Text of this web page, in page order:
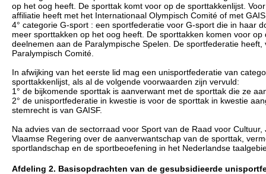
op het oog heeft. De sporttak komt voor op de sporttakkenlijst.
affiliatie heeft met het Internationaal Olympisch Comité of met
4° categorie G-sport : een sportfederatie voor G-sport die in haar
meer sporttakken op het oog heeft. De sporttakken komen voor
deelnemen aan de Paralympische Spelen. De sportfederatie
Paralympisch Comité.
In afwijking van het eerste lid mag een unisportfederatie van
sporttakkenlijst, als al de volgende voorwaarden zijn vervuld:
1° de bijkomende sporttak is aanverwant met de sporttak die ze
2° de unisportfederatie in kwestie is voor de sporttak in kwestie
stemrecht is van GAISF.
Na advies van de sectorraad voor Sport van de Raad voor
Vlaamse Regering over de aanverwantschap van de sporttak,
sportlandschap en de sportbeoefening in het Nederlandse
Afdeling 2. Basisopdrachten van de gesubsidieerde